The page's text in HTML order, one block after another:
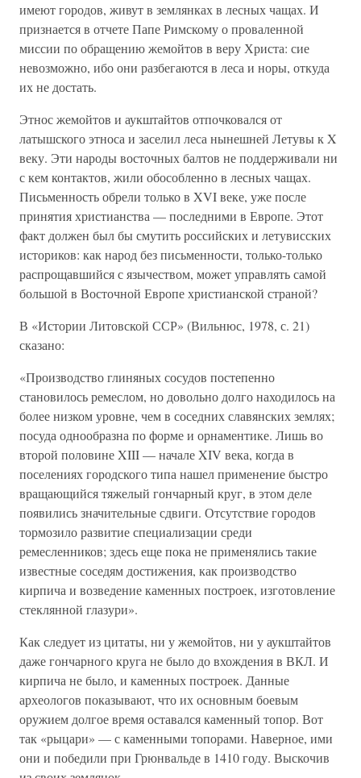
имеют городов, живут в землянках в лесных чащах. И
признается в отчете Папе Римскому о проваленной
миссии по обращению жемойтов в веру Христа: сие
невозможно, ибо они разбегаются в леса и норы, откуда
их не достать.
Этнос жемойтов и аукштайтов отпочковался от
латышского этноса и заселил леса нынешней Летувы к X
веку. Эти народы восточных балтов не поддерживали ни
с кем контактов, жили обособленно в лесных чащах.
Письменность обрели только в XVI веке, уже после
принятия христианства — последними в Европе. Этот
факт должен был бы смутить российских и летувисских
историков: как народ без письменности, только-только
распрощавшийся с язычеством, может управлять самой
большой в Восточной Европе христианской страной?
В «Истории Литовской ССР» (Вильнюс, 1978, с. 21)
сказано:
«Производство глиняных сосудов постепенно
становилось ремеслом, но довольно долго находилось на
более низком уровне, чем в соседних славянских землях;
посуда однообразна по форме и орнаментике. Лишь во
второй половине XIII — начале XIV века, когда в
поселениях городского типа нашел применение быстро
вращающийся тяжелый гончарный круг, в этом деле
появились значительные сдвиги. Отсутствие городов
тормозило развитие специализации среди
ремесленников; здесь еще пока не применялись такие
известные соседям достижения, как производство
кирпича и возведение каменных построек, изготовление
стеклянной глазури».
Как следует из цитаты, ни у жемойтов, ни у аукштайтов
даже гончарного круга не было до вхождения в ВКЛ. И
кирпича не было, и каменных построек. Данные
археологов показывают, что их основным боевым
оружием долгое время оставался каменный топор. Вот
так «рыцари» — с каменными топорами. Наверное, ими
они и победили при Грюнвальде в 1410 году. Выскочив